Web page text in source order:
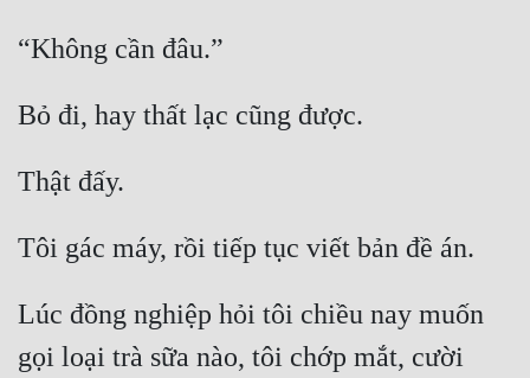
Học Đường
Khoa Huyễn
Kinh Dị
Kiếm Hiệp
“Không cần đâu.”
Bỏ đi, hay thất lạc cũng được.
Thật đấy.
Tôi gác máy, rồi tiếp tục viết bản đề án.
Lúc đồng nghiệp hỏi tôi chiều nay muốn
gọi loại trà sữa nào, tôi chớp mắt, cười